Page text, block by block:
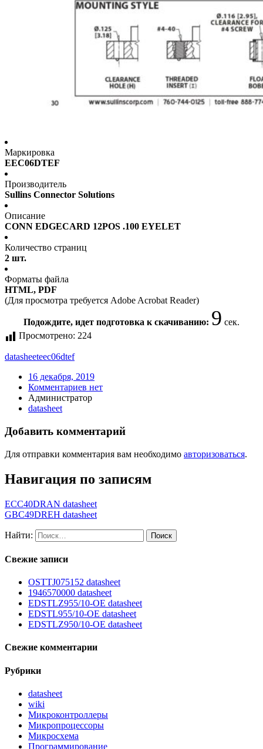
Маркировка
EEC06DTEF
Производитель
Sullins Connector Solutions
Описание
CONN EDGECARD 12POS .100 EYELET
Количество страниц
2 шт.
Форматы файла
HTML, PDF
(Для просмотра требуется Adobe Acrobat Reader)
Подождите, идет подготовка к скачиванию: 9 сек.
Просмотрено: 224
datasheeteec06dtef
16 декабря, 2019
Комментариев нет
Администратор
datasheet
Добавить комментарий
Для отправки комментария вам необходимо авторизоваться.
Навигация по записям
ECC40DRAN datasheet
GBC49DREH datasheet
Найти:
Свежие записи
OSTTJ075152 datasheet
1946570000 datasheet
EDSTLZ955/10-OE datasheet
EDSTL955/10-OE datasheet
EDSTLZ950/10-OE datasheet
Свежие комментарии
Рубрики
datasheet
wiki
Микроконтроллеры
Микропроцессоры
Микросхема
Программирование